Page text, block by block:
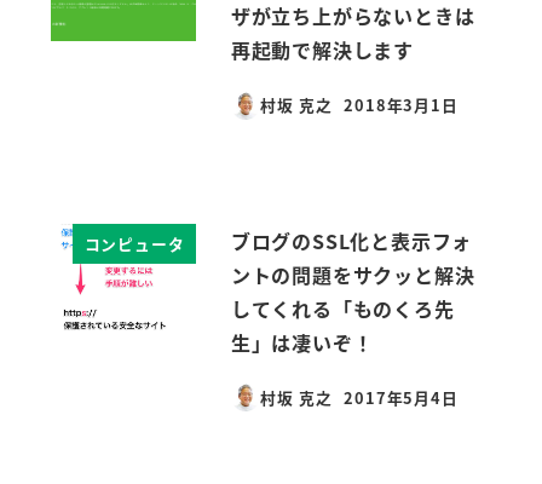
ザが立ち上がらないときは
再起動で解決します
村坂 克之
投稿日
2018年3月1日
コンピュータ
ブログのSSL化と表示フォ
ントの問題をサクッと解決
してくれる「ものくろ先
生」は凄いぞ！
村坂 克之
投稿日
2017年5月4日